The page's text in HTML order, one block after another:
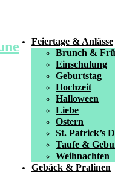
Feiertage & Anlässe
Brunch &
Einschulung
Geburtstag
Hochzeit
Halloween
Liebe
Ostern
St. Patrick’s
Taufe &
Weihnachten
Gebäck & Pralinen